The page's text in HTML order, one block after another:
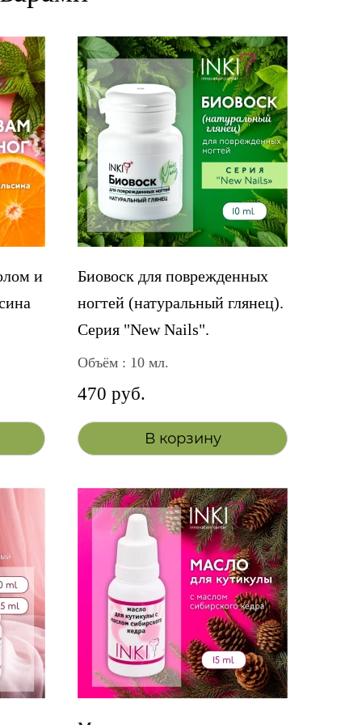
и
Биовоск для поврежденных
ногтей (натуральный глянец).
Серия "New Nails".
Объём : 10 мл.
470 руб.
В корзину